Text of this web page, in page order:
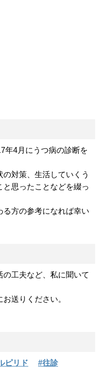
年4月にうつ病の診断を
対策、生活していくう
と思ったことなどを綴っ
る方の参考になれば幸い
の工夫など、私に聞いて
送りください。
ピリド #往診